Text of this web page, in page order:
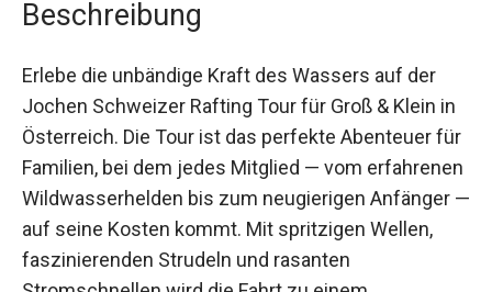
Erlebe die unbändige Kraft des Wassers auf der
Jochen Schweizer Rafting Tour für Groß & Klein
in Österreich. Die Tour ist das perfekte Abenteuer
für Familien, bei dem jedes Mitglied — vom
erfahrenen Wildwasserhelden bis zum
neugierigen Anfänger — auf seine Kosten kommt.
Mit spritzigen Wellen, faszinierenden Strudeln
und rasanten Stromschnellen wird die Fahrt zu